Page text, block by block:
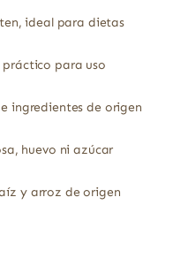
ideal para dietas
para uso
ingredientes de origen
huevo ni azúcar
y arroz de origen